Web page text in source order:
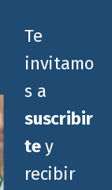
Te
invitamo
s a
suscribir
tey
recibir